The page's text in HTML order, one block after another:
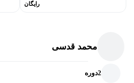
رایگان
محمد قدسی
2دوره